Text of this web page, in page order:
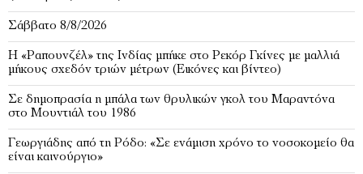
Σάββατο 8/8/2026
Η «Ραπουνζέλ» της Ινδίας μπήκε στο Ρεκόρ Γκίνες με μαλλιά
μήκους σχεδόν τριών μέτρων (Εικόνες και βίντεο)
Σε δημοπρασία η μπάλα των θρυλικών γκολ του Μαραντόνα
στο Μουντιάλ του 1986
Γεωργιάδης από τη Ρόδο: «Σε ενάμιση χρόνο το νοσοκομείο θα
είναι καινούργιο»